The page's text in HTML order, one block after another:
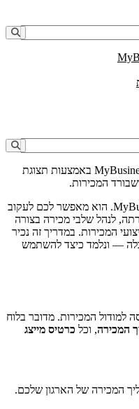
מדריך לניהול תהליך המכירה ב-MyBusiness CRM באמצעות תצוגת
המכירות.
הוא הלב של MyBusiness CRM. הוא מאפשר לכם לעקוב
לנהל שלבי מכירה בצורה
המכירות. במדריך זה נכיר
— ונלמד כיצד להשתמש
למודול המכירות. מדובר בלוח
המכירה, וכל כרטיס מייצג
המכירה של הארגון שלכם.